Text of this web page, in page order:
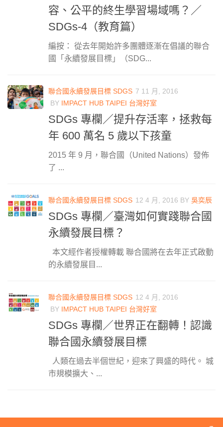
容、公平的終生學習場域嗎？／
SDGs-4（教育篇）
編按： 從去年開始許多團體逐漸在倡議的聯合
國「永續發展目標」（SDG...
聯合國永續發展目標 SDGS 7 11 月, 2016
BY IMPACT HUB TAIPEI 台灣好室
SDGs 專欄／提升存活率，拯救每
年 600 萬名 5 歲以下孩童
2015 年 9 月，聯合國（United Nations）發佈
了 ...
聯合國永續發展目標 SDGS 12 4 月, 2016 BY 吳奕辰
SDGs 專欄／臺灣如何實踐聯合國
永續發展目標？
本文經作者授權轉載 聯合國將在去年正式啟動
的永續發展目...
聯合國永續發展目標 SDGS 12 4 月, 2016
BY IMPACT HUB TAIPEI 台灣好室
SDGs 專欄／世界正在翻轉！認識
聯合國永續發展目標
人類在過去半個世紀，迎來了興盛的時代。 城
市規模擴大、...